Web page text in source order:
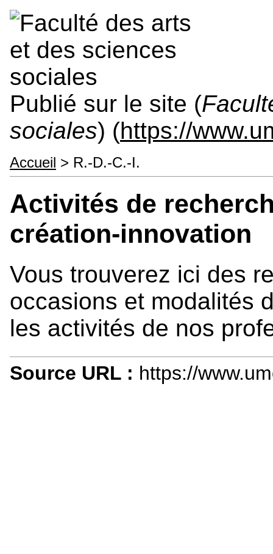
Publié sur le site (
sociales) (https://
Accueil > R.-D.-C.-I.
Activités de
création-innovation
Vous trouverez ici des
occasions et modalités
les activités de nos
Source URL : https://